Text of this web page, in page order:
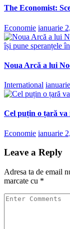
The Economist:
Economie ianuarie
Noua Arcă a lui
International
Cel puțin o țară va
Economie ianuarie
Leave a Reply
Adresa ta de email
marcate cu *